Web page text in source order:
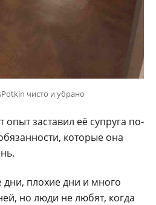
чисто и убрано
заставил её супруга по-
которые она
дни, плохие дни и много
но люди не любят, когда